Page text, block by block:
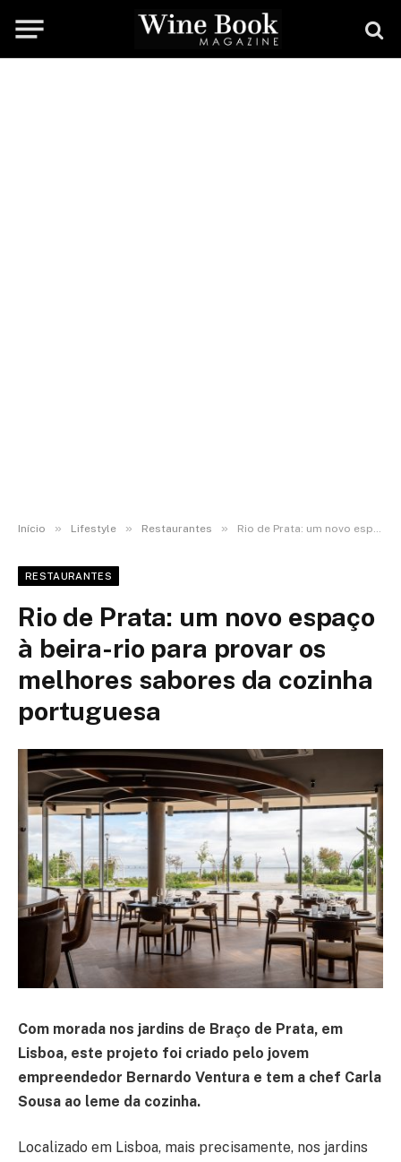
Início » Lifestyle » Restaurantes » Rio de Prata: um novo espaço à beira-rio para provar os melhores sabores da cozinha portuguesa
RESTAURANTES
Rio de Prata: um novo espaço
à beira-rio para provar os
melhores sabores da cozinha
portuguesa
Com morada nos jardins de Braço de Prata, em
Lisboa, este projeto foi criado pelo jovem
empreendedor Bernardo Ventura e tem a chef Carla
Sousa ao leme da cozinha.
Localizado em Lisboa, mais precisamente, nos jardins